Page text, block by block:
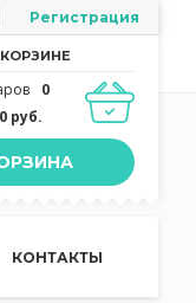
Регистрация
КОРЗИНЕ
0
0 руб.
КОНТАКТЫ